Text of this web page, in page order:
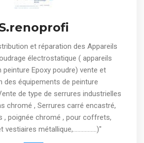
et réparation des Appareils
électrostatique ( appareils
peinture Epoxy poudre) vente et
des équipements de peinture
de type de serrures industrielles
chromé , Serrures carré encastré,
, poignée chromé , pour coffrets,
métallique,................)"